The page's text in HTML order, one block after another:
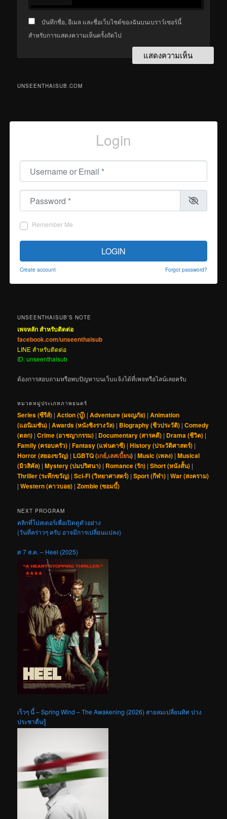
บันทึกชื่อ, อีเมล และชื่อเว็บไซต์ของฉันบนเบราว์เซอร์นี้
สำหรับการแสดงความเห็นครั้งถัดไป
UNSEENTHAISUB.COM
Login
Username or Email
Password
Remember Me
LOGIN
Create account Forgot password?
UNSEENTHAISUB’S NOTE
เพจหลัก สำหรับติดต่อ
facebook.com/unseenthaisub
LINE สำหรับติดต่อ
ID: unseenthaisub
ต้องการสอบถามหรือพบปัญหาบนเว็บแจ้งได้ที่เพจหรือไลน์เลยครับ
หมวดหมู่ประเภทภาพยนตร์
Series (ซีรีส์) |Action (บู๊) |Adventure (ผจญภัย) |Animation
(แอนิเมชัน) |Awards (หนังชิงรางวัล) | Biography (ชีวประวัติ) |Comedy
(ตลก) |Crime (อาชญากรรม) | Documentary (สารคดี) | Drama (ชีวิต) |
Family (ครอบครัว) |Fantasy (แฟนตาซี) |History (ประวัติศาสตร์) |
Horror (สยองขวัญ) | LGBTQ (เกย์,เลสเบี้ยน) |Music (เพลง) |Musical
(มิวสิคัล) |Mystery (ปมปริศนา) | Romance (รัก) |Short (หนังสั้น) |
Thriller (ระทึกขวัญ) |Sci-Fi (วิทยาศาสตร์) |Sport (กีฬา) |War (สงคราม)
|Western (คาวบอย) |Zombie (ซอมบี้)
NEXT PROGRAM
คลิกที่โปสเตอร์เพื่อเปิดดูตัวอย่าง
(วันที่คร่าวๆ ครับ อาจมีการเปลี่ยนแปลง)
ศ 7 ส.ค. – Heel (2025)
เร็วๆ นี้ – Spring Wind – The Awakening (2026) สายลมเปลี่ยนทิศ ปวง
ประชาตื่นรู้